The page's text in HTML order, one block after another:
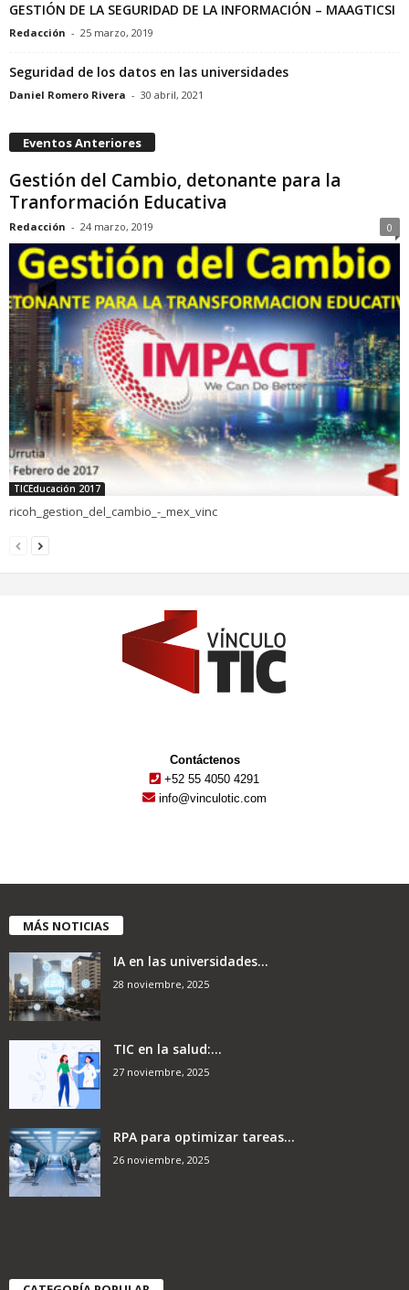
GESTIÓN DE LA SEGURIDAD DE LA INFORMACIÓN – MAAGTICSI
Redacción - 25 marzo, 2019
Seguridad de los datos en las universidades
Daniel Romero Rivera - 30 abril, 2021
Eventos Anteriores
Gestión del Cambio, detonante para la
Tranformación Educativa
Redacción - 24 marzo, 2019 0
TICEducación 2017
ricoh_gestion_del_cambio_-_mex_vinc
Contáctenos
+52 55 4050 4291
info@vinculotic.com
MÁS NOTICIAS
IA en las universidades...
28 noviembre, 2025
TIC en la salud:...
27 noviembre, 2025
RPA para optimizar tareas...
26 noviembre, 2025